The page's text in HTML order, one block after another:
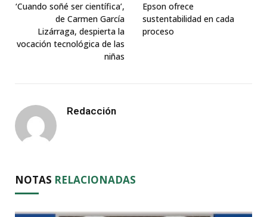
‘Cuando soñé ser científica’,
de Carmen García
Lizárraga, despierta la
vocación tecnológica de las
niñas
Epson ofrece
sustentabilidad en cada
proceso
Redacción
NOTAS RELACIONADAS